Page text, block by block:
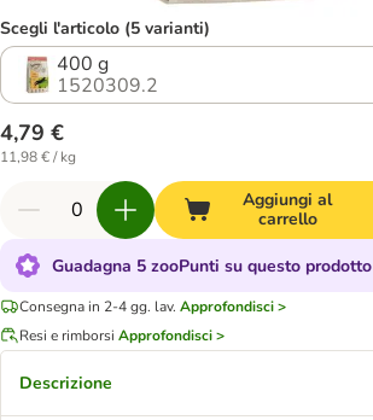
Scegli l'articolo (5 varianti)
400 g
1520309.2
4,79 €
11,98 € / kg
Aggiungi al
carrello
Guadagna 5 zooPunti su questo prodotto
Consegna in 2-4 gg. lav. Approfondisci >
Resi e rimborsi Approfondisci >
Descrizione